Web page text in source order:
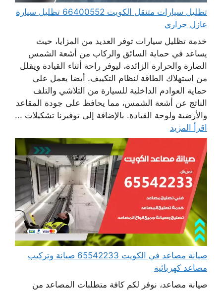
تظليل سيارات متنقل الكويت 66400552 تظليل سيارة
عازل حراري
خدمة تظليل سيارات توفر العديد من المزايا، حيث
يساعد في حماية السائق والركاب من أشعة الشمس
الضارة والحرارة الزائدة، ليوفر راحة أثناء القيادة ويقلل
من استهلاك الطاقة لنظام التكييف. أيضا يعمل على
حماية العوادم الداخلية للسيارة من التلاشي والتلف
الناتج عن أشعة الشمس، مما يحافظ على جودة المقاعد
والأرضية ولوحة القيادة. بالإضافة إلى توفيرنا تشكيلات ...
اقرأ المزيد
صيانة مصاعد في الكويت 65542233 صيانة وتركيب
مصاعد كهربائية
صيانة مصاعد، نوفر لكم كافة متطلبات المصاعد من